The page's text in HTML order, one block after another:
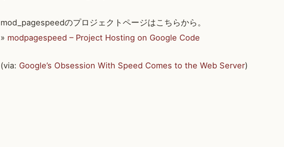
mod_pagespeedのプロジェクトページはこちらから。
» modpagespeed – Project Hosting on Google Code
(via: Google’s Obsession With Speed Comes to the Web Server)